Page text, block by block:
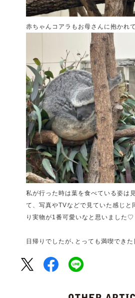
赤ちゃんコアラもお母さんに抱かれ
私が行った時は葉を食べている姿は
て、写真やTVなどで見ていた感じと
り実物が1番可愛いなと思いました♡
日帰りでしたが､とっても満喫でき